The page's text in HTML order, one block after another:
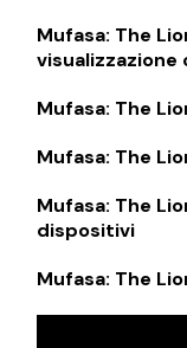
Mufasa: The
visualizzazione
Mufasa: The
Mufasa: The
Mufasa: The
dispositivi
Mufasa: The